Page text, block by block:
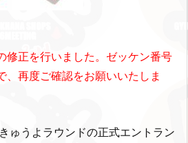
正を行いました。ゼッケン番号
、再度ご確認をお願いいたしま
ゅうよラウンドの正式エントラン